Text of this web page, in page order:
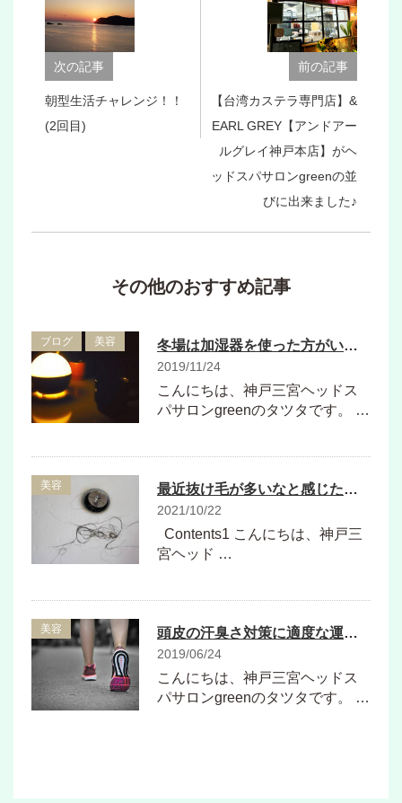
次の記事
朝型生活チャレンジ！！
(2回目)
前の記事
【台湾カステラ専門店】&
EARL GREY【アンドアー
ルグレイ神戸本店】がヘ
ッドスパサロンgreenの並
びに出来ました♪
その他のおすすめ記事
ブログ 美容 冬場は加湿器を使った方がいい理由
2019/11/24
こんにちは、神戸三宮ヘッドス
パサロンgreenのタツタです。 …
美容 最近抜け毛が多いなと感じたらとりあえずした方がいいこと
2021/10/22
Contents1 こんにちは、神戸三
宮ヘッド …
美容 頭皮の汗臭さ対策に適度な運動が必要！
2019/06/24
こんにちは、神戸三宮ヘッドス
パサロンgreenのタツタです。 …